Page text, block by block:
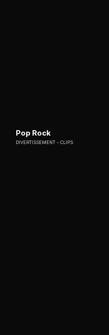
Pop Rock
DIVERTISSEMENT CLIPS